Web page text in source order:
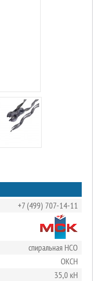
+7 (499) 707-14-11
спиральная НСО
ОКСН
35,0 кН